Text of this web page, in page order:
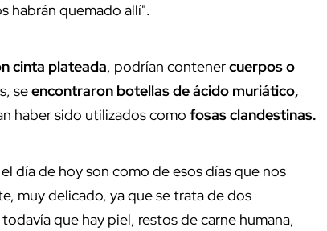
habrán quemado allí".
cinta plateada, podrían contenercuerpos o
seencontraron botellas de ácido muriático,
haber sido utilizados como fosas clandestinas.
día de hoy son como de esos días que nos
muy delicado, ya que se trata de dos
que hay piel, restos de carne humana,